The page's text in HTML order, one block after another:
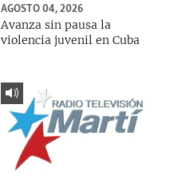
AGOSTO 04, 2026
Avanza sin pausa la
violencia juvenil en Cuba